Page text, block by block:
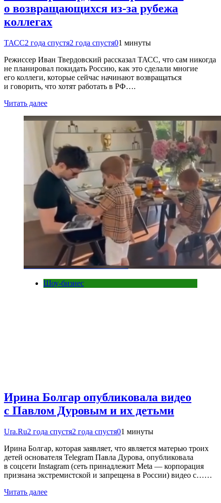
о возвращающихся из-за рубежа
коллегах
ТАСС2 года спустя2 года спустя01 минуты
Режиссер Иван Твердовский рассказал ТАСС, что сам никогда
не планировал покидать Россию, как это сделали многие
его коллеги, которые сейчас начинают возвращаться
и говорить, что хотят работать в РФ….
Читать далее
Шоу-бизнес
Ирина Болгар опубликовала видео
с Павлом Дуровым и их детьми
Ura.Ru2 года спустя2 года спустя01 минуты
Ирина Болгар, которая заявляет, что является матерью троих
детей основателя Telegram Павла Дурова, опубликовала
в соцсети Instagram (сеть принадлежит Meta — корпорация
признана экстремистской и запрещена в России) видео с……
Читать далее